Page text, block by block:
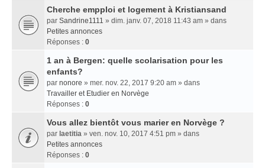
Cherche empploi et logement à Kristiansand
par Sandrine1111 » dim. janv. 07, 2018 11:43 am » dans
Petites annonces
Réponses : 0
1 an à Bergen: quelle scolarisation pour les
enfants?
par nonore » mer. nov. 22, 2017 9:20 am » dans
Travailler et Etudier en Norvège
Réponses : 0
Vous allez bientôt vous marier en Norvège ?
par laetitia » ven. nov. 10, 2017 4:51 pm » dans
Petites annonces
Réponses : 0